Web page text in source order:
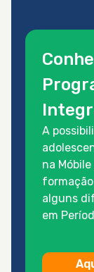
A
na
alguns
em